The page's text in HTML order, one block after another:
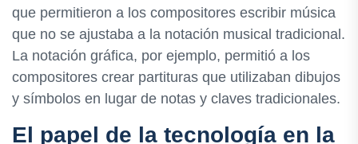
que permitieron a los compositores escribir música
que no se ajustaba a la notación musical tradicional.
La notación gráfica, por ejemplo, permitió a los
compositores crear partituras que utilizaban dibujos
y símbolos en lugar de notas y claves tradicionales.
El papel de la tecnología en la